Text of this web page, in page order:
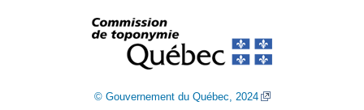
© Gouvernement du Québec, 2024